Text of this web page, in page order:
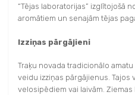
“Tējas laboratorijas” izglītojošā
aromātiem un senajām tējas
Izziņas pārgājieni
Traķu novada tradicionālo
veidu izziņas pārgājienus. Tajos
velosipēdiem vai laivām. Ziemas